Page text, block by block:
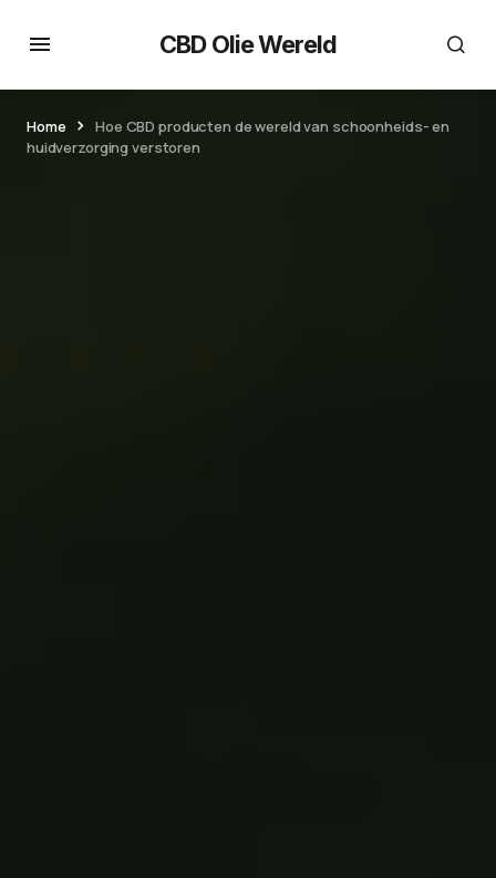
CBD Olie Wereld
Home
Hoe CBD producten de wereld van schoonheids- en
huidverzorging verstoren